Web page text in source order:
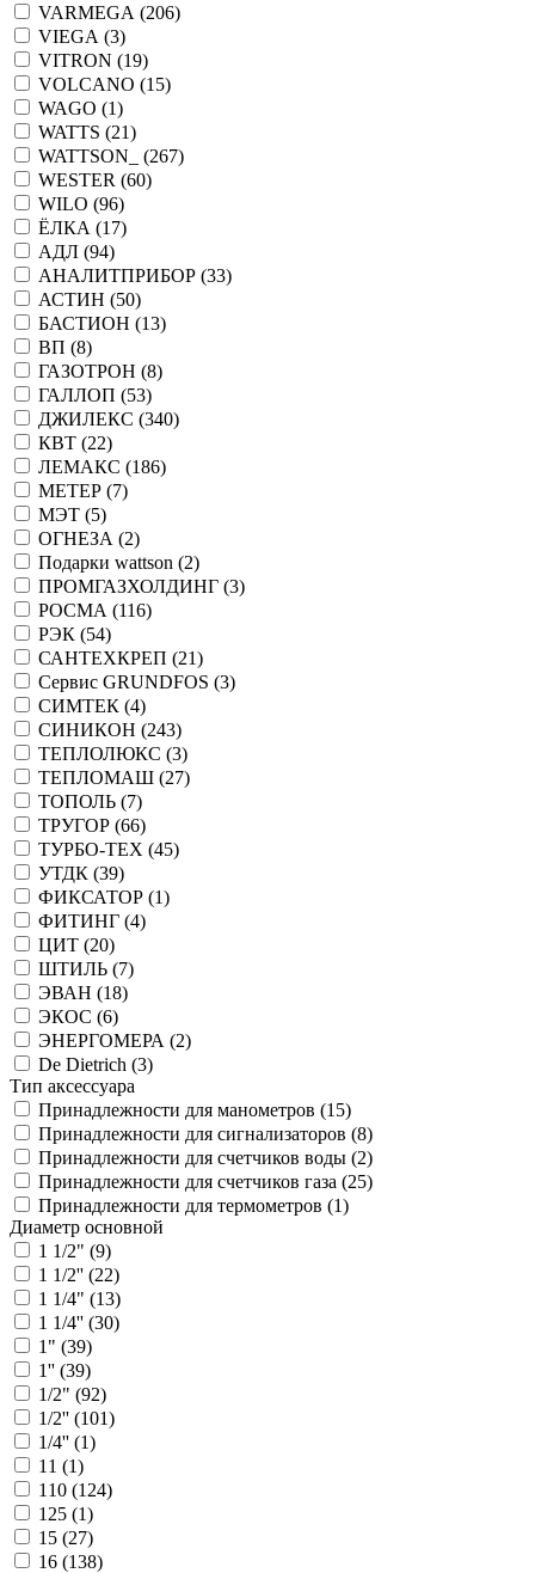
VARMEGA (206)
VIEGA (3)
VITRON (19)
VOLCANO (15)
WAGO (1)
WATTS (21)
WATTSON_ (267)
WESTER (60)
WILO (96)
ЁЛКА (17)
АДЛ (94)
АНАЛИТПРИБОР (33)
АСТИН (50)
БАСТИОН (13)
ВП (8)
ГАЗОТРОН (8)
ГАЛЛОП (53)
ДЖИЛЕКС (340)
КВТ (22)
ЛЕМАКС (186)
МЕТЕР (7)
МЭТ (5)
ОГНЕЗА (2)
Подарки wattson (2)
ПРОМГАЗХОЛДИНГ (3)
РОСМА (116)
РЭК (54)
САНТЕХКРЕП (21)
Сервис GRUNDFOS (3)
СИМТЕК (4)
СИНИКОН (243)
ТЕПЛОЛЮКС (3)
ТЕПЛОМАШ (27)
ТОПОЛЬ (7)
ТРУГОР (66)
ТУРБО-ТЕХ (45)
УТДК (39)
ФИКСАТОР (1)
ФИТИНГ (4)
ЦИТ (20)
ШТИЛЬ (7)
ЭВАН (18)
ЭКОС (6)
ЭНЕРГОМЕРА (2)
De Dietrich (3)
Тип аксессуара
Принадлежности для манометров (15)
Принадлежности для сигнализаторов (8)
Принадлежности для счетчиков воды (2)
Принадлежности для счетчиков газа (25)
Принадлежности для термометров (1)
Диаметр основной
1 1/2" (9)
1 1/2'' (22)
1 1/4" (13)
1 1/4'' (30)
1" (39)
1'' (39)
1/2" (92)
1/2'' (101)
1/4'' (1)
11 (1)
110 (124)
125 (1)
15 (27)
16 (138)